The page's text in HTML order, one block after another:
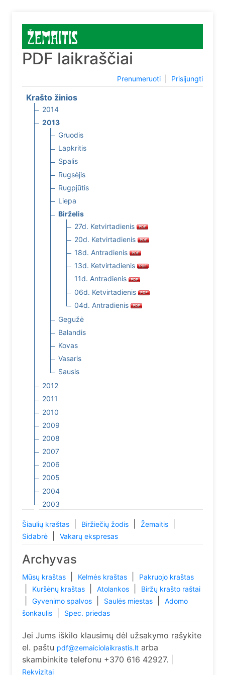
PDF laikraščiai
Prenumeruoti Prisijungti
Krašto žinios
2014
2013
Gruodis
Lapkritis
Spalis
Rugsėjis
Rugpjūtis
Liepa
Birželis
27d. Ketvirtadienis
20d. Ketvirtadienis
18d. Antradienis
13d. Ketvirtadienis
11d. Antradienis
06d. Ketvirtadienis
04d. Antradienis
Gegužė
Balandis
Kovas
Vasaris
Sausis
2012
2011
2010
2009
2008
2007
2006
2005
2004
2003
Šiaulių kraštas Biržiečių žodis Žemaitis
Sidabrė Vakarų ekspresas
Archyvas
Mūsų kraštas Kelmės kraštas Pakruojo kraštas
Kuršėnų kraštas Atolankos Biržų krašto raštai
Gyvenimo spalvos Saulės miestas
Adomo
šonkaulis
Spec. priedas
Jei Jums iškilo klausimų dėl užsakymo rašykite
el. paštu pdf@zemaiciolaikrastis.lt arba
skambinkite telefonu +370 616 42927. |
Rekvizitai